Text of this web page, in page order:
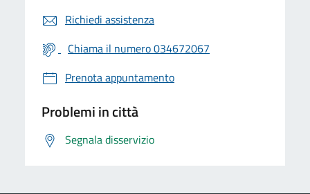
Richiedi assistenza
Chiama il numero 034672067
Prenota appuntamento
Problemi in città
Segnala disservizio